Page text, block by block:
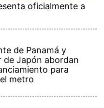
oficialmente a
de Panamá y
de Japón abordan
para
metro